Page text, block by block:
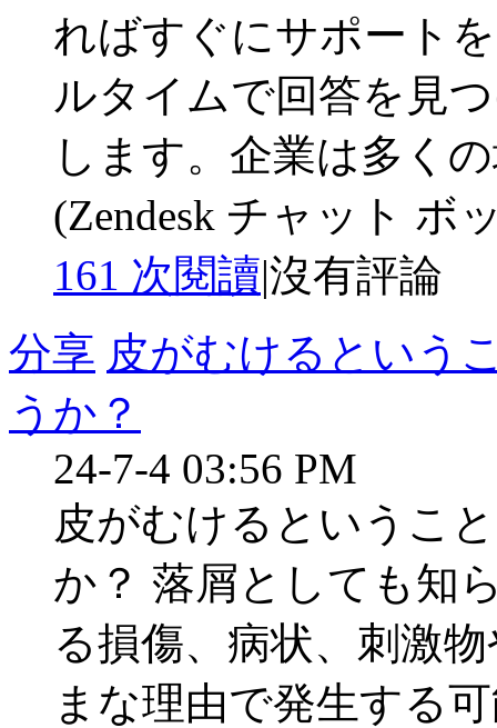
ればすぐにサポート
ルタイムで回答を見
します。企業は多く
(Zendesk チャット ボ
161 次閱讀|沒有評論
分享 皮がむけるという
うか？
24-7-4 03:56 PM
皮がむけるというこ
か？ 落屑としても知
る損傷、病状、刺激
まな理由で発生する